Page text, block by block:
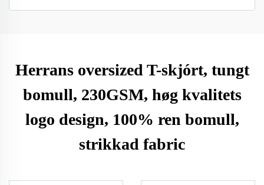
Herrans oversized T-skjórt, tungt
bomull, 230GSM, høg kvalitets
logo design, 100% ren bomull,
strikkad fabric